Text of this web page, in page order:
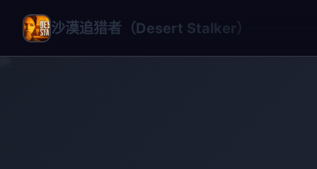
沙漠追猎者（Desert Stalker）